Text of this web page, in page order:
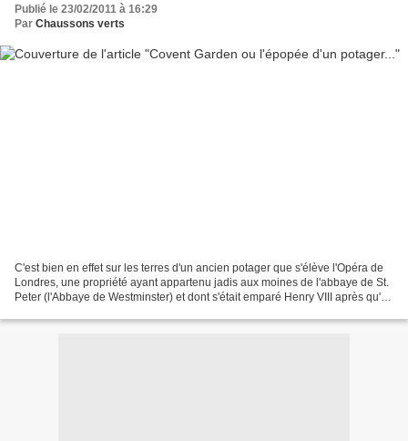
Publié le 23/02/2011 à 16:29
Par Chaussons verts
C'est bien en effet sur les terres d'un ancien potager que s'élève l'Opéra de
Londres, une propriété ayant appartenu jadis aux moines de l'abbaye de St.
Peter (l'Abbaye de Westminster) et dont s'était emparé Henry VIII après qu'il